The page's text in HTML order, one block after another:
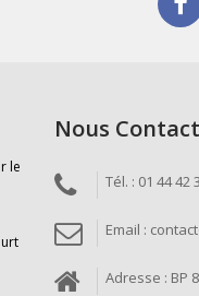
le
Nous
Tél. : 01 44 42
Email :
Adresse : BP